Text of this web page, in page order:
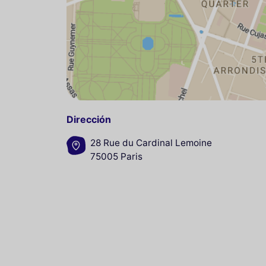
Dirección
28 Rue du Cardinal Lemoine
75005 Paris